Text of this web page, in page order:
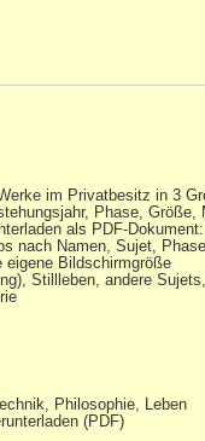
im Privatbesitz in 3
Phase, Größe,
als PDF-
nach Namen, Sujet,
eigene Bildschirmgröße
Stillleben, andere
Philosophie, Leben
(PDF)